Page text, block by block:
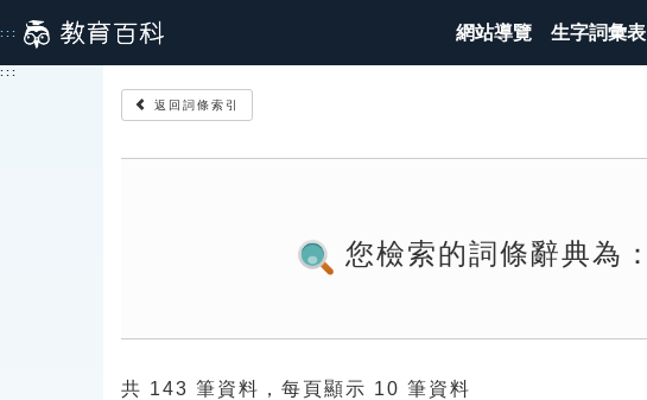
到
主
::: 網站導覽 生字詞彙表
:::
返回詞條索引
您檢索的詞條辭典為：
共 143 筆資料，每頁顯示 10 筆資料